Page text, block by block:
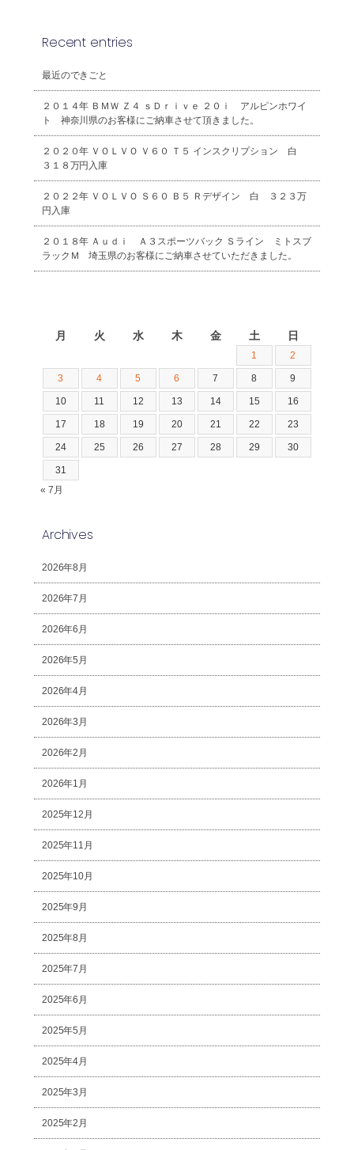
Recent entries
最近のできごと
２０１４年 ＢＭＷ Ｚ４ ｓＤｒｉｖｅ ２０ｉ アルピンホワイ
ト 神奈川県のお客様にご納車させて頂きました。
２０２０年 ＶＯＬＶＯ Ｖ６０ Ｔ５ インスクリプション 白
３１８万円入庫
２０２２年 ＶＯＬＶＯ Ｓ６０ Ｂ５ Ｒデザイン 白 ３２３万
円入庫
２０１８年 Ａｕｄｉ Ａ３スポーツバック Ｓライン ミトスブ
ラックＭ 埼玉県のお客様にご納車させていただきました。
月 火 水 木 金 土 日
1 2
3 4 5 6 7 8 9
10 11 12 13 14 15 16
17 18 19 20 21 22 23
24 25 26 27 28 29 30
31
« 7月
Archives
2026年8月
2026年7月
2026年6月
2026年5月
2026年4月
2026年3月
2026年2月
2026年1月
2025年12月
2025年11月
2025年10月
2025年9月
2025年8月
2025年7月
2025年6月
2025年5月
2025年4月
2025年3月
2025年2月